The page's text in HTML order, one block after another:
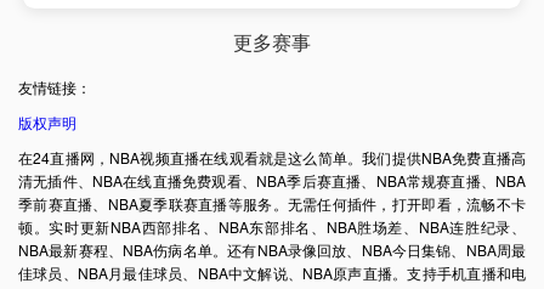
更多赛事
友情链接：
版权声明
在24直播网，NBA视频直播在线观看就是这么简单。我们提供NBA免费直播高
清无插件、NBA在线直播免费观看、NBA季后赛直播、NBA常规赛直播、NBA
季前赛直播、NBA夏季联赛直播等服务。无需任何插件，打开即看，流畅不卡
顿。实时更新NBA西部排名、NBA东部排名、NBA胜场差、NBA连胜纪录、
NBA最新赛程、NBA伤病名单。还有NBA录像回放、NBA今日集锦、NBA周最
佳球员、NBA月最佳球员、NBA中文解说、NBA原声直播。支持手机直播和电